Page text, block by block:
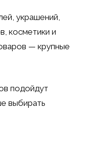
украшений,
косметики и
— крупные
подойдут
выбирать